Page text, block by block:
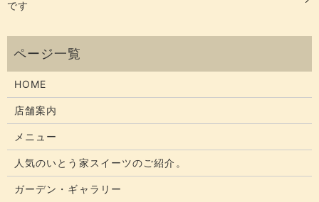
です
HOME
店舗案内
メニュー
人気のいとう家スイーツのご紹介。
ガーデン・ギャラリー